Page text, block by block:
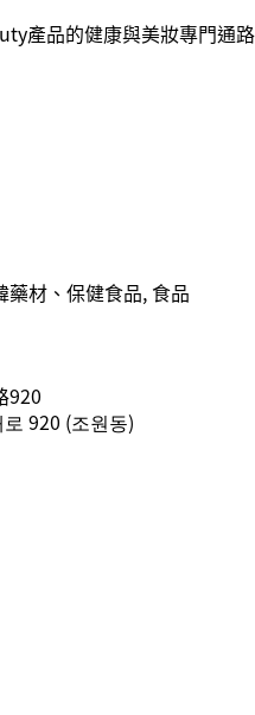
產品的健康與美妝專門通
藥材、保健食品, 食品
920
920 (조원동)